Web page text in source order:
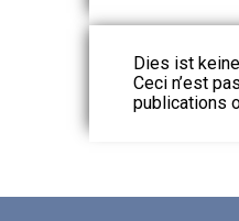
Dies ist
Ceci n’est
publications